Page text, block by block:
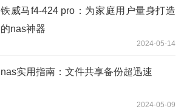
铁威马f4-424 pro：为家庭用户量身打造
的nas神器
2024-05-14
nas实用指南：文件共享备份超迅速
2024-05-09